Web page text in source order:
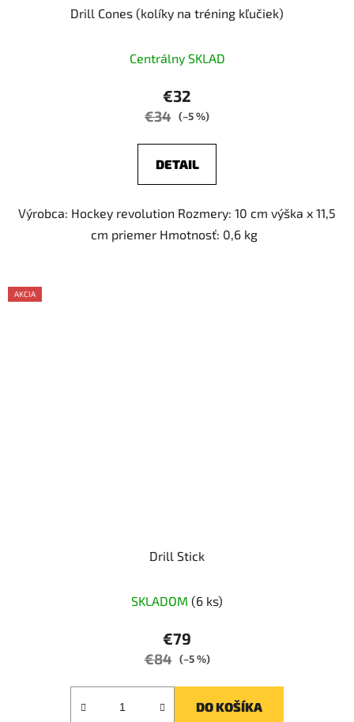
Drill Cones (kolíky na tréning kľučiek)
Centrálny SKLAD
€32
€34 (–5 %)
DETAIL
Výrobca: Hockey revolution Rozmery: 10 cm výška x 11,5
cm priemer Hmotnosť: 0,6 kg
AKCIA
Drill Stick
SKLADOM (6 ks)
€79
€84 (–5 %)
DO KOŠÍKA